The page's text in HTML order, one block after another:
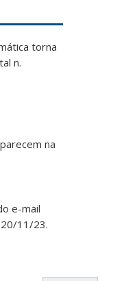
torna
n.
na
e-mail
11/23.